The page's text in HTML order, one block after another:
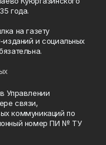
года.
на газету
изданий и социальных
Управлении
связи,
коммуникаций по
номер ПИ № ТУ